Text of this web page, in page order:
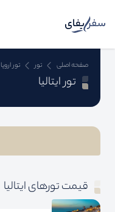
صفحه اصلی تور تور اروپا
تور ایتالیا
قیمت تورهای ایتالیا